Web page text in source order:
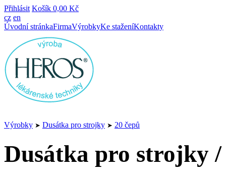
Přihlásit Košík 0,00 Kč
cz en
Úvodní stránkaFirmaVýrobkyKe staženíKontakty
Výrobky ➤ Dusátka pro strojky ➤ 20 čepů
Dusátka pro strojky /